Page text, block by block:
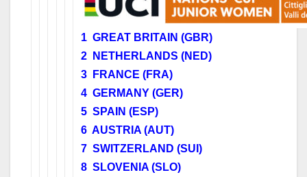
1 GREAT BRITAIN (GBR)
2 NETHERLANDS (NED)
3 FRANCE (FRA)
4 GERMANY (GER)
5 SPAIN (ESP)
6 AUSTRIA (AUT)
7 SWITZERLAND (SUI)
8 SLOVENIA (SLO)